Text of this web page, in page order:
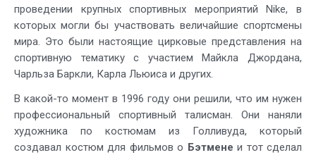
проведении крупных спортивных мероприятий Nike, в
которых могли бы участвовать величайшие спортсмены
мира. Это были настоящие цирковые представления на
спортивную тематику с участием Майкла Джордана,
Чарльза Баркли, Карла Льюиса и других.
В какой-то момент в 1996 году они решили, что им нужен
профессиональный спортивный талисман. Они наняли
художника по костюмам из Голливуда, который
создавал костюм для фильмов о Бэтмене и тот сделал